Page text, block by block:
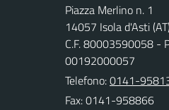
Piazza Merlino n. 1
14057 Isola d'Asti
C.F. 80003590058 -
00192000057
Telefono:0141-
Fax: 0141-958866